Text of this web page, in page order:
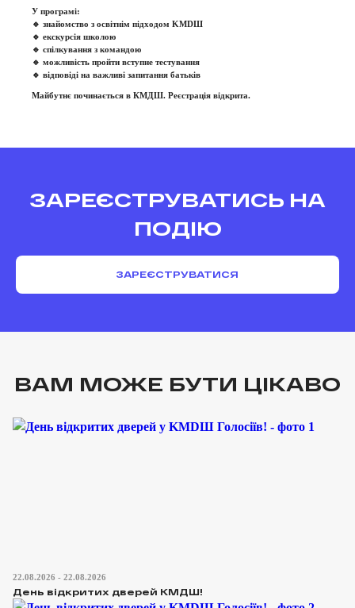
У програмі:
🔹 знайомство з освітнім підходом KMDШ
🔹 екскурсія школою
🔹 спілкування з командою
🔹 можливість пройти вступне тестування
🔹 відповіді на важливі запитання батьків
Майбутнє починається в КМДШ. Реєстрація відкрита.
ЗАРЕЄСТРУВАТИСЬ НА
ПОДІЮ
ЗАРЕЄСТРУВАТИСЯ
ВАМ МОЖЕ БУТИ ЦІКАВО
22.08.2026 - 22.08.2026
День відкритих дверей КМДШ!